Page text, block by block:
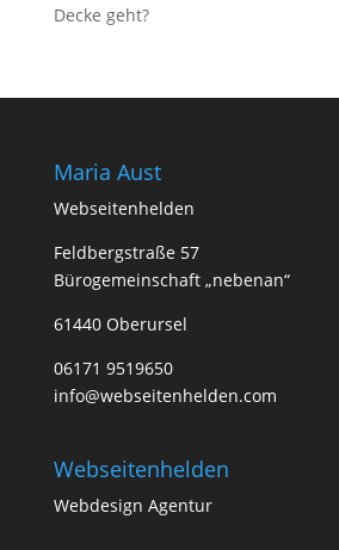
Decke geht?
Maria Aust
Webseitenhelden
Feldbergstraße 57
Bürogemeinschaft „nebenan“
61440 Oberursel
06171 9519650
info@webseitenhelden.com
Webseitenhelden
Webdesign Agentur